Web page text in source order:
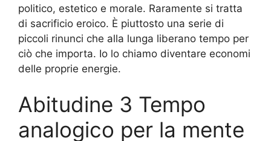
politico, estetico e morale. Raramente si tratta
di sacrificio eroico. È piuttosto una serie di
piccoli rinunci che alla lunga liberano tempo per
ciò che importa. Io lo chiamo diventare economi
delle proprie energie.
Abitudine 3 Tempo
analogico per la mente